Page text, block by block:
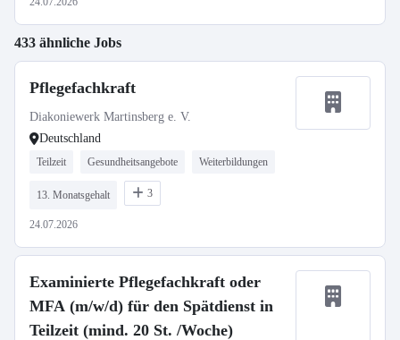
433 ähnliche Jobs
Pflegefachkraft
Diakoniewerk Martinsberg e. V.
Deutschland
Teilzeit Gesundheitsangebote Weiterbildungen
13. Monatsgehalt 3
24.07.2026
Examinierte Pflegefachkraft oder
MFA (m/w/d) für den Spätdienst in
Teilzeit (mind. 20 St. /Woche)